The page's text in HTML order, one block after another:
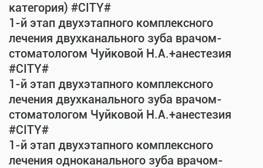
категория) #CITY#
1-й этап двухэтапного комплексного
лечения двухканального зуба врачом-
стоматологом Чуйковой Н.А.+анестезия
#CITY#
1-й этап двухэтапного комплексного
лечения двухканального зуба врачом-
стоматологом Чуйковой Н.А.+анестезия
#CITY#
1-й этап двухэтапного комплексного
лечения одноканального зуба врачом-